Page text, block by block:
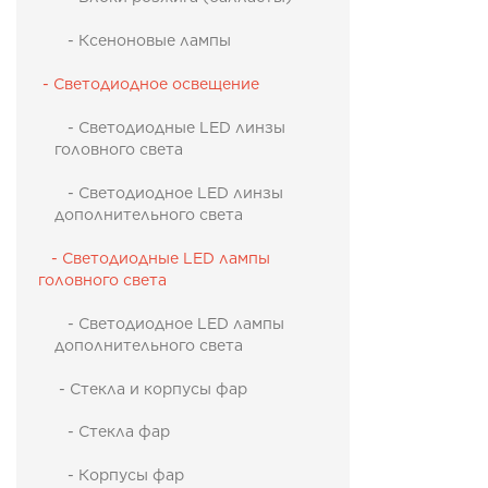
- Ксеноновые лампы
- Светодиодное освещение
- Светодиодные LED линзы
головного света
- Светодиодное LED линзы
дополнительного света
- Cветодиодные LED лампы
головного света
- Светодиодное LED лампы
дополнительного света
- Стекла и корпусы фар
- Стекла фар
- Корпусы фар